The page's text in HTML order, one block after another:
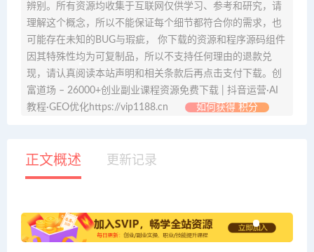
辨别。所有资源均收集于互联网仅供学习、参考和研究，请
理解这个概念，所以不能保证每个细节都符合你的需求，也
可能存在未知的BUG与瑕疵， 你下载的资源和程序源码组件
因其特殊性均为可复制品，所以不支持任何理由的退款兑
现，请认真阅读本站声明和相关条款后再点击支付下载。创
富道场 – 26000+创业副业课程资源免费下载 | 抖音运营·AI
教程·GEO优化https://vip1188.cn
如何获得 积分
正文概述 更新记录